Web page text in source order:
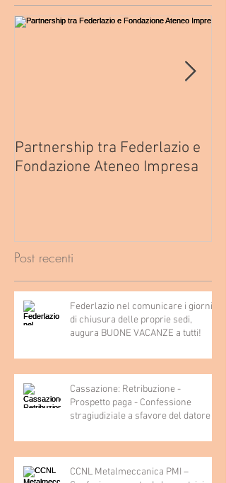
Partnership tra Federlazio e
Fondazione Ateneo Impresa
Post recenti
Federlazio nel comunicare i giorni
di chiusura delle proprie sedi,
augura BUONE VACANZE a tutti!
Cassazione: Retribuzione -
Prospetto paga - Confessione
stragiudiziale a sfavore del datore di
articoli 1362, 2697, 2730, 2732, 2734
e 2735)
CCNL Metalmeccanica PMI –